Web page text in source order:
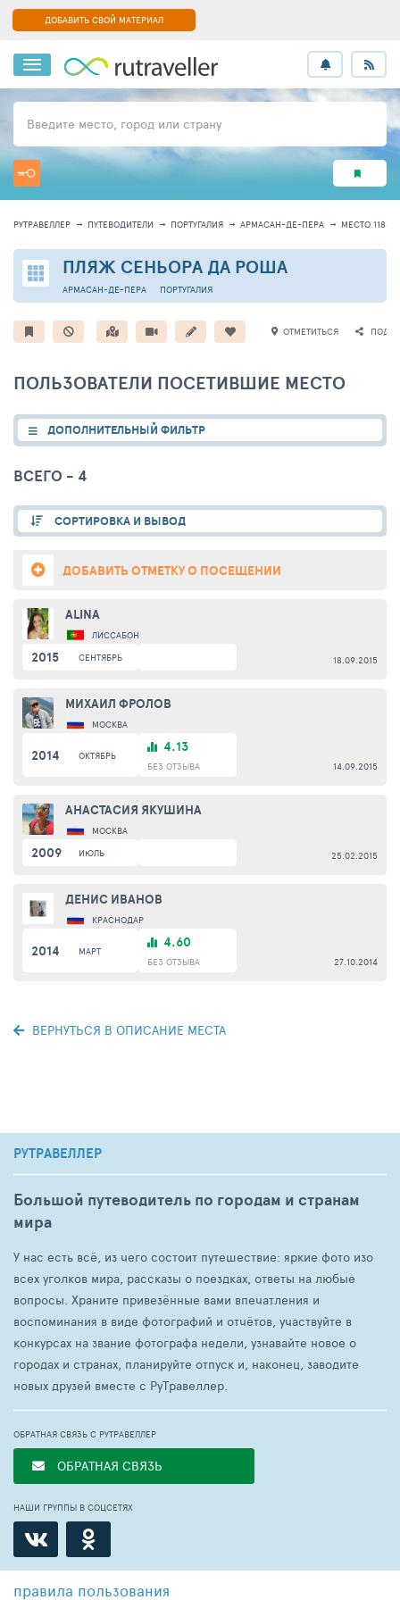
ДОБАВИТЬ СВОЙ МАТЕРИАЛ
Введите место, город или страну
РУТРАВЕЛЛЕР ПУТЕВОДИТЕЛИ ПОРТУГАЛИЯ АРМАСАН-ДЕ-ПЕРА МЕСТО 118875
ПЛЯЖ СЕНЬОРА ДА РОША
ПОРТУГАЛИЯ
АРМАСАН-ДЕ-ПЕРА
ОТМЕТИТЬСЯ
ПОЛЬЗОВАТЕЛИ ПОСЕТИВШИЕ МЕСТО
ДОПОЛНИТЕЛЬНЫЙ ФИЛЬТР
ВСЕГО - 4
СОРТИРОВКА И ВЫВОД
ДОБАВИТЬ ОТМЕТКУ О ПОСЕЩЕНИИ
ALINA
ЛИССАБОН
2015 СЕНТЯБРЬ 18.09.2015
МИХАИЛ ФРОЛОВ
МОСКВА
2014 ОКТЯБРЬ 4.13
БЕЗ ОТЗЫВА 14.09.2015
АНАСТАСИЯ ЯКУШИНА
МОСКВА
2009 ИЮЛЬ 25.02.2015
ДЕНИС ИВАНОВ
КРАСНОДАР
2014 МАРТ 4.60
БЕЗ ОТЗЫВА 27.10.2014
ВЕРНУТЬСЯ В ОПИСАНИЕ МЕСТА
РУТРАВЕЛЛЕР
Большой путеводитель по городам и странам
мира
У нас есть всё, из чего состоит путешествие: яркие фото изо
всех уголков мира, рассказы о поездках, ответы на любые
вопросы. Храните привезённые вами впечатления и
воспоминания в виде фотографий и отчётов, участвуйте в
конкурсах на звание фотографа недели, узнавайте новое о
городах и странах, планируйте отпуск и, наконец, заводите
новых друзей вместе с РуТравеллер.
ОБРАТНАЯ СВЯЗЬ С РУТРАВЕЛЛЕР
ОБРАТНАЯ СВЯЗЬ
НАШИ ГРУППЫ В СОЦСЕТЯХ
правила пользования